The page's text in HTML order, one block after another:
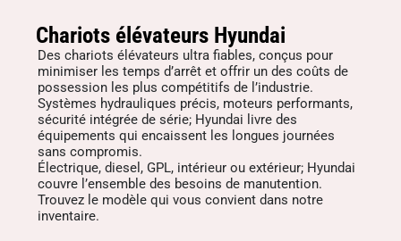
Chariots élévateurs Hyundai
Des chariots élévateurs ultra fiables, conçus pour
minimiser les temps d’arrêt et offrir un des coûts de
possession les plus compétitifs de l’industrie.
Systèmes hydrauliques précis, moteurs performants,
sécurité intégrée de série; Hyundai livre des
équipements qui encaissent les longues journées
sans compromis.
Électrique, diesel, GPL, intérieur ou extérieur; Hyundai
couvre l’ensemble des besoins de manutention.
Trouvez le modèle qui vous convient dans notre
inventaire.